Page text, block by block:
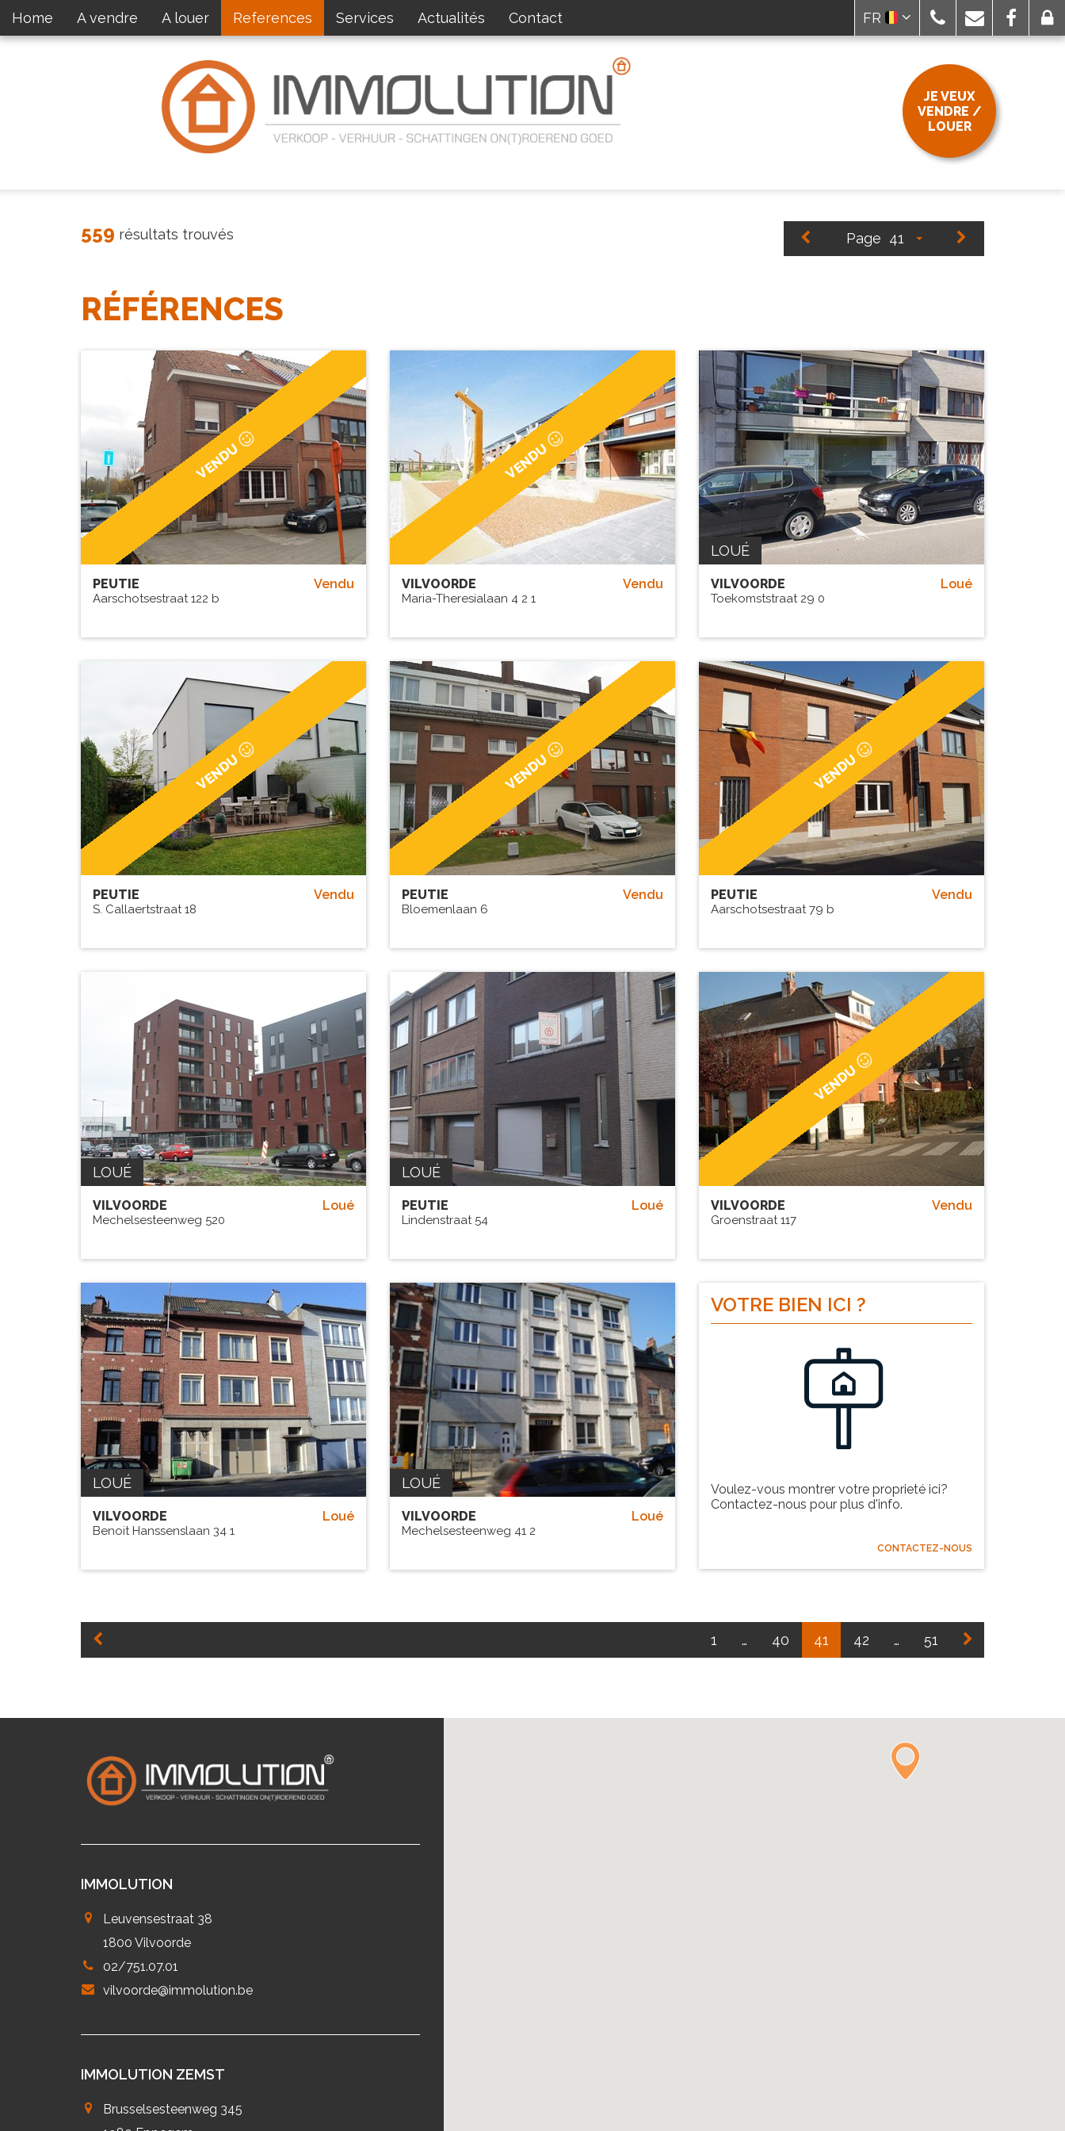
Home A vendre A louer References Services Actualités Contact FR
JE VEUX
VENDRE /
LOUER
559 résultats trouvés Page 41
RÉFÉRENCES
VENDU
Vendu
PEUTIE
Aarschotsestraat 122 b
VENDU
Vendu
VILVOORDE
Maria-Theresialaan 4 2 1
LOUÉ
Loué
VILVOORDE
Toekomststraat 29 0
VENDU
Vendu
PEUTIE
S. Callaertstraat 18
VENDU
Vendu
PEUTIE
Bloemenlaan 6
VENDU
Vendu
PEUTIE
Aarschotsestraat 79 b
LOUÉ
Loué
VILVOORDE
Mechelsesteenweg 520
LOUÉ
Loué
PEUTIE
Lindenstraat 54
VENDU
Vendu
VILVOORDE
Groenstraat 117
LOUÉ
Loué
VILVOORDE
Benoit Hanssenslaan 34 1
LOUÉ
Loué
VILVOORDE
Mechelsesteenweg 41 2
VOTRE BIEN ICI ?
Voulez-vous montrer votre proprieté ici?
Contactez-nous pour plus d'info.
CONTACTEZ-NOUS
1 … 40 41 42 … 51
IMMOLUTION
Leuvensestraat 38
1800 Vilvoorde
02/751.07.01
vilvoorde@immolution.be
IMMOLUTION ZEMST
Brusselsesteenweg 345